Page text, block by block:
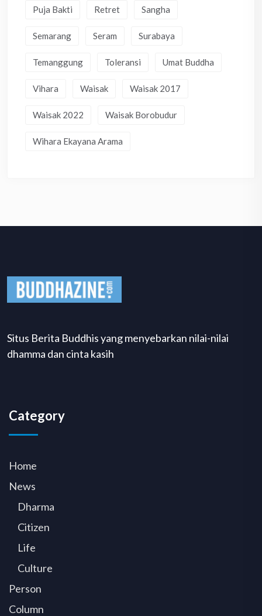
Puja Bakti Retret Sangha
Semarang Seram Surabaya
Temanggung Toleransi Umat Buddha
Vihara Waisak Waisak 2017
Waisak 2022 Waisak Borobudur
Wihara Ekayana Arama
Situs Berita Buddhis yang menyebarkan nilai-nilai
dhamma dan cinta kasih
Category
Home
News
Dharma
Citizen
Life
Culture
Person
Column